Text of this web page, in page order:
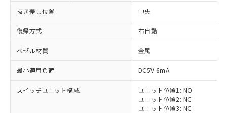
抜き差し位置 中央
復帰方式 右自動
ベゼル材質 金属
最小適用負荷 DC5V 6mA
スイッチユニット構成
ユニット位置1: NO
ユニット位置2: NC
ユニット位置3: NC